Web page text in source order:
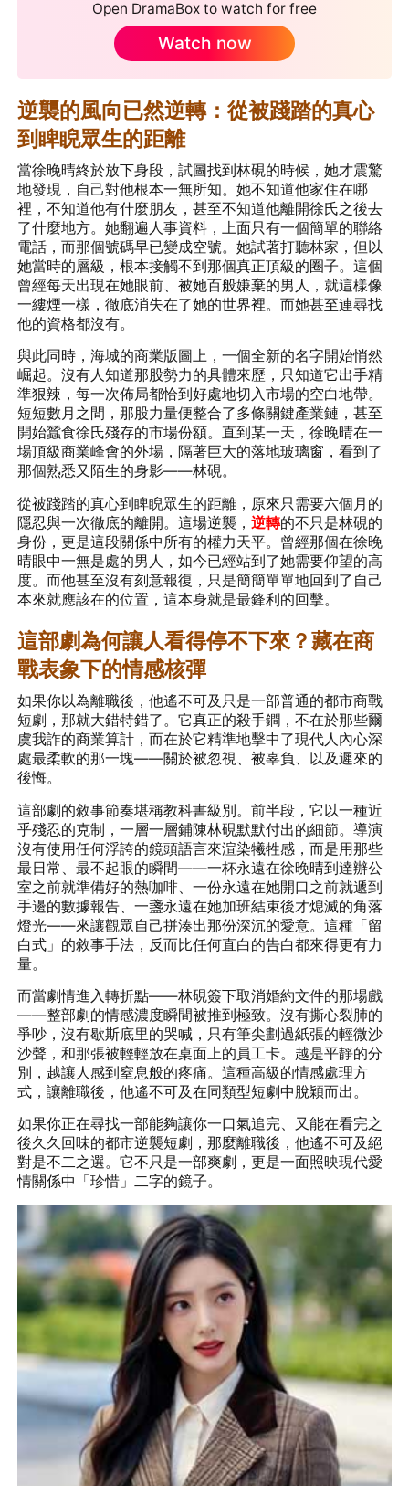
Open DramaBox to watch for free
Watch now
逆襲的風向已然逆轉：從被踐踏的真心
到睥睨眾生的距離
當徐晚晴終於放下身段，試圖找到林硯的時候，她才震驚
地發現，自己對他根本一無所知。她不知道他家住在哪
裡，不知道他有什麼朋友，甚至不知道他離開徐氏之後去
了什麼地方。她翻遍人事資料，上面只有一個簡單的聯絡
電話，而那個號碼早已變成空號。她試著打聽林家，但以
她當時的層級，根本接觸不到那個真正頂級的圈子。這個
曾經每天出現在她眼前、被她百般嫌棄的男人，就這樣像
一縷煙一樣，徹底消失在了她的世界裡。而她甚至連尋找
他的資格都沒有。
與此同時，海城的商業版圖上，一個全新的名字開始悄然
崛起。沒有人知道那股勢力的具體來歷，只知道它出手精
準狠辣，每一次佈局都恰到好處地切入市場的空白地帶。
短短數月之間，那股力量便整合了多條關鍵產業鏈，甚至
開始蠶食徐氏殘存的市場份額。直到某一天，徐晚晴在一
場頂級商業峰會的外場，隔著巨大的落地玻璃窗，看到了
那個熟悉又陌生的身影——林硯。
從被踐踏的真心到睥睨眾生的距離，原來只需要六個月的
隱忍與一次徹底的離開。這場逆襲，逆轉的不只是林硯的
身份，更是這段關係中所有的權力天平。曾經那個在徐晚
晴眼中一無是處的男人，如今已經站到了她需要仰望的高
度。而他甚至沒有刻意報復，只是簡簡單單地回到了自己
本來就應該在的位置，這本身就是最鋒利的回擊。
這部劇為何讓人看得停不下來？藏在商
戰表象下的情感核彈
如果你以為離職後，他遙不可及只是一部普通的都市商戰
短劇，那就大錯特錯了。它真正的殺手鐧，不在於那些爾
虞我詐的商業算計，而在於它精準地擊中了現代人內心深
處最柔軟的那一塊——關於被忽視、被辜負、以及遲來的
後悔。
這部劇的敘事節奏堪稱教科書級別。前半段，它以一種近
乎殘忍的克制，一層一層鋪陳林硯默默付出的細節。導演
沒有使用任何浮誇的鏡頭語言來渲染犧牲感，而是用那些
最日常、最不起眼的瞬間——一杯永遠在徐晚晴到達辦公
室之前就準備好的熱咖啡、一份永遠在她開口之前就遞到
手邊的數據報告、一盞永遠在她加班結束後才熄滅的角落
燈光——來讓觀眾自己拼湊出那份深沉的愛意。這種「留
白式」的敘事手法，反而比任何直白的告白都來得更有力
量。
而當劇情進入轉折點——林硯簽下取消婚約文件的那場戲
——整部劇的情感濃度瞬間被推到極致。沒有撕心裂肺的
爭吵，沒有歇斯底里的哭喊，只有筆尖劃過紙張的輕微沙
沙聲，和那張被輕輕放在桌面上的員工卡。越是平靜的分
別，越讓人感到窒息般的疼痛。這種高級的情感處理方
式，讓離職後，他遙不可及在同類型短劇中脫穎而出。
如果你正在尋找一部能夠讓你一口氣追完、又能在看完之
後久久回味的都市逆襲短劇，那麼離職後，他遙不可及絕
對是不二之選。它不只是一部爽劇，更是一面照映現代愛
情關係中「珍惜」二字的鏡子。